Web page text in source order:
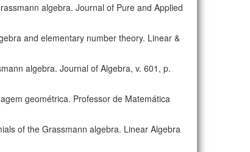
algebra. Journal of Pure and Applied
and elementary number theory. Linear &
algebra. Journal of Algebra, v. 601, p.
geométrica. Professor de Matemática
of the Grassmann algebra. Linear Algebra